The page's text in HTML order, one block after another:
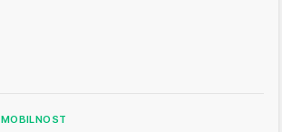
MOBILNOST